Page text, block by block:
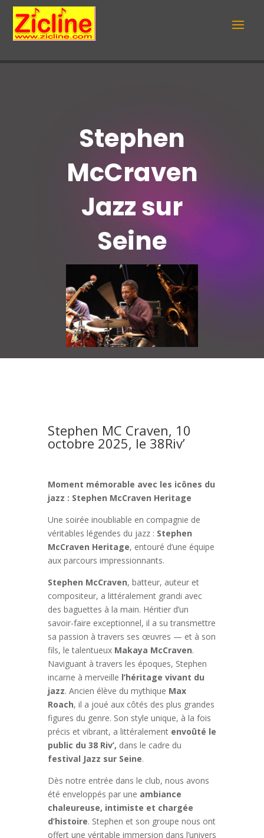
Stephen
McCraven
Jazz sur
Seine
Stephen MC Craven, 10
octobre 2025, le 38Riv’
Moment mémorable avec les icônes du
jazz : Stephen McCraven Heritage
Une soirée inoubliable en compagnie de
véritables légendes du jazz : Stephen
McCraven Heritage, entouré d’une équipe
aux parcours impressionnants.
Stephen McCraven, batteur, auteur et
compositeur, a littéralement grandi avec
des baguettes à la main. Héritier d’un
savoir-faire exceptionnel, il a su transmettre
sa passion à travers ses œuvres — et à son
fils, le talentueux Makaya McCraven.
Naviguant à travers les époques, Stephen
incarne à merveille l’héritage vivant du
jazz. Ancien élève du mythique Max
Roach, il a joué aux côtés des plus grandes
figures du genre. Son style unique, à la fois
précis et vibrant, a littéralement envoûté le
public du 38 Riv’, dans le cadre du
festival Jazz sur Seine.
Dès notre entrée dans le club, nous avons
été enveloppés par une ambiance
chaleureuse, intimiste et chargée
d’histoire. Stephen et son groupe nous ont
offert une véritable immersion dans l’univers